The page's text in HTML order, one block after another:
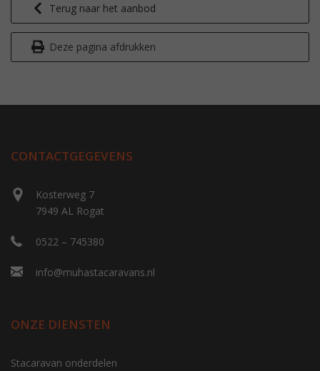
Terug naar het aanbod
Deze pagina afdrukken
CONTACTGEGEVENS
Kosterweg 7
7949 AL Rogat
0522 – 745380
info@muhastacaravans.nl
ONZE DIENSTEN
Stacaravan onderdelen